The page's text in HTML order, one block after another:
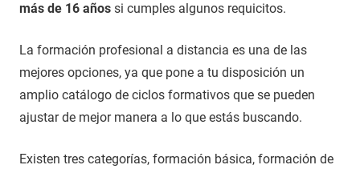
más de 16 años si cumples algunos requicitos.
La formación profesional a distancia es una de las
mejores opciones, ya que pone a tu disposición un
amplio catálogo de ciclos formativos que se pueden
ajustar de mejor manera a lo que estás buscando.
Existen tres categorías, formación básica, formación de